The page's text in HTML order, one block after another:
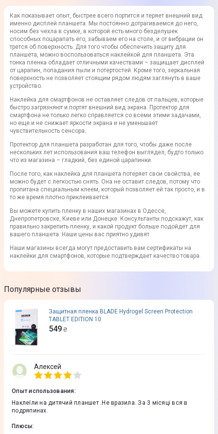
Как показывает опыт, быстрее всего портится и теряет внешний вид
именно дисплей планшета. Мы постоянно дотрагиваемся до него,
носим без чехла в сумке, в которой есть много безделушек
способных поцарапать его, забываем его на столе, и от вибрации он
трется об поверхность. Для того чтобы обеспечить защиту для
планшета, можно воспользоваться наклейкой для планшета. Эта
тонка пленка обладает отличными качествами – защищает дисплей
от царапин, попадания пыли и потертостей. Кроме того, зеркальная
поверхность не позволяет стоящим рядом людям заглянуть в ваше
устройство.
Наклейка для смартфонов не оставляет следов от пальцев, которые
быстро загрязняют и портят внешний вид экрана. Протектор для
смартфона не только легко справляется со всеми этими задачами,
но еще и не снижает яркости экрана и не уменьшает
чувствительность сенсора.
Протектор для планшета разработан для того, чтобы даже после
нескольких лет использования ваш телефон выглядел, будто только
что из магазина – гладкий, без единой царапинки.
После того, как наклейка для планшета потеряет свои свойства, ее
можно будет с легкостью снять. Она не оставит следов, потому что
пропитана специальным клеем, который позволяет ей так просто, и в
то же время плотно приклеивается.
Вы можете купить пленку в наших магазинах в Одессе,
Днепропетровске, Киеве или Донецке. Консультанты подскажут, как
правильно закрепить пленку, и какой продукт больше подойдет для
вашего планшета. Наши цены вас приятно удивят.
Наши магазины всегда могут предоставить вам сертификаты на
наклейки для смартфонов, которые подтверждает качество товара.
Популярные отзывы
Защитная пленка BLADE Hydrogel Screen Protection
TABLET EDITION 10
549 ₴
Алексей
Опыт использования:
Наклеїли на дитячий планшет .Не вразила. За 3 місяці вся в
подряпинах.
Плюсы: